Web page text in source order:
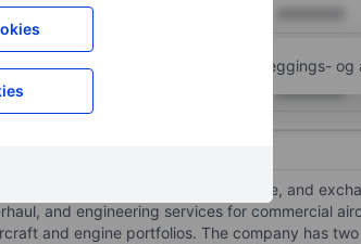
XXXXXXX
kontofor å få tilgang til flere kartleggings- og
It specializes in the sale, lease, and
and engineering services for commercial
and engine portfolios. The company has